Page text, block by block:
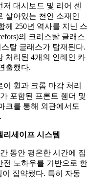
대시보드 및 리어 센
살아있는 천연 소재인
께 250년 역사를 지닌 스
의 크리스탈 글래스
탈 글래스가 탑재된다.
처리된 4개의 인레인 카
출했다.
휠과 크롬 마감 처리
포함된 프론트 휀더 및
크를 통해 외관에서도
리세이프 시스템
동안 평온한 시간에 집
전 노하우를 기반으로 한
이 집약됐다. 특히 자동